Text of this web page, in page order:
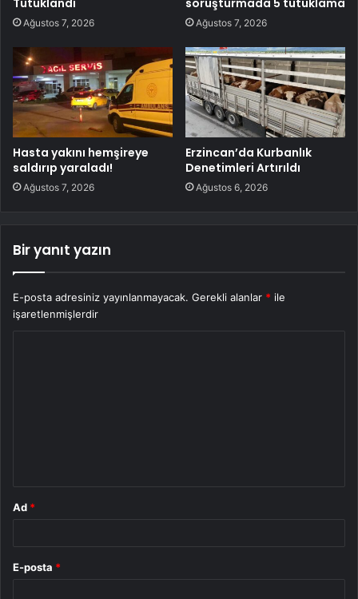
Tutuklandı
Ağustos 7, 2026
soruşturmada 5 tutuklama
Ağustos 7, 2026
Hasta yakını hemşireye
saldırıp yaraladı!
Ağustos 7, 2026
Erzincan’da Kurbanlık
Denetimleri Artırıldı
Ağustos 6, 2026
Bir yanıt yazın
E-posta adresiniz yayınlanmayacak. Gerekli alanlar * ile
işaretlenmişlerdir
Ad *
E-posta *